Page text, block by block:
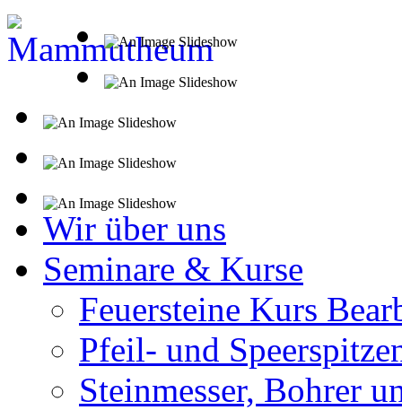
Wir über uns
Seminare & Kurse
Feuersteine Kurs
Pfeil- und
Steinmesser, Bohrer